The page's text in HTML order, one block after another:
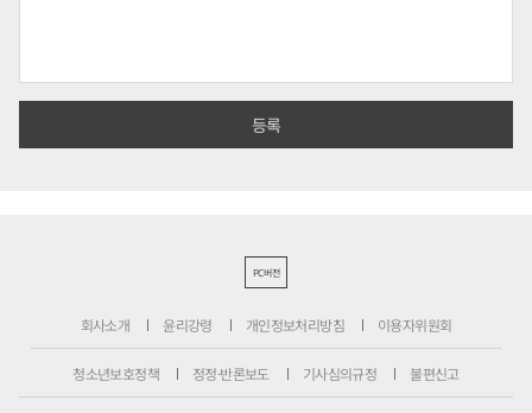
PC버전
회사소개 윤리강령 개인정보처리방침 이용자위원회
청소년보호정책 정정·반론보도 기사심의규정 불편신고